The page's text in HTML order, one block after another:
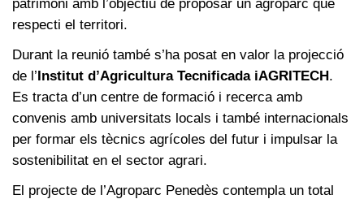
patrimoni amb l’objectiu de proposar un agroparc que
respecti el territori.
Durant la reunió també s’ha posat en valor la projecció
de l’Institut d’Agricultura Tecnificada iAGRITECH.
Es tracta d’un centre de formació i recerca amb
convenis amb universitats locals i també internacionals
per formar els tècnics agrícoles del futur i impulsar la
sostenibilitat en el sector agrari.
El projecte de l’Agroparc Penedès contempla un total